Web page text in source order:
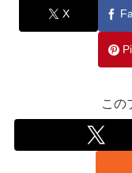
X
この